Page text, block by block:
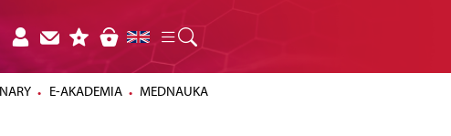
E-AKADEMIA MEDNAUKA